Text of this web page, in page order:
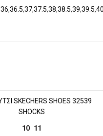
36,36.5,37,37.5,38,38.5,39,39.5,40
ΕΠΙΛΟΓΉ
10 11